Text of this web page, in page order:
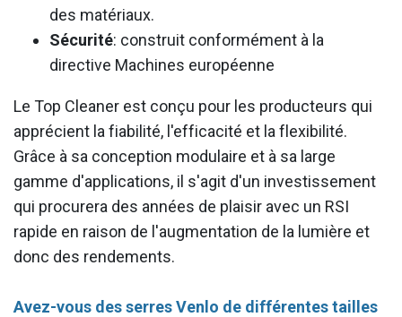
des matériaux.
Sécurité: construit conformément à la
directive Machines européenne
Le Top Cleaner est conçu pour les producteurs qui
apprécient la fiabilité, l'efficacité et la flexibilité.
Grâce à sa conception modulaire et à sa large
gamme d'applications, il s'agit d'un investissement
qui procurera des années de plaisir avec un RSI
rapide en raison de l'augmentation de la lumière et
donc des rendements.
Avez-vous des serres Venlo de différentes tailles